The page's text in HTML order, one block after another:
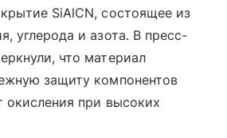
SiAlCN, состоящее из
углерода и азота. В пресс-
что материал
защиту компонентов
окисления при высоких